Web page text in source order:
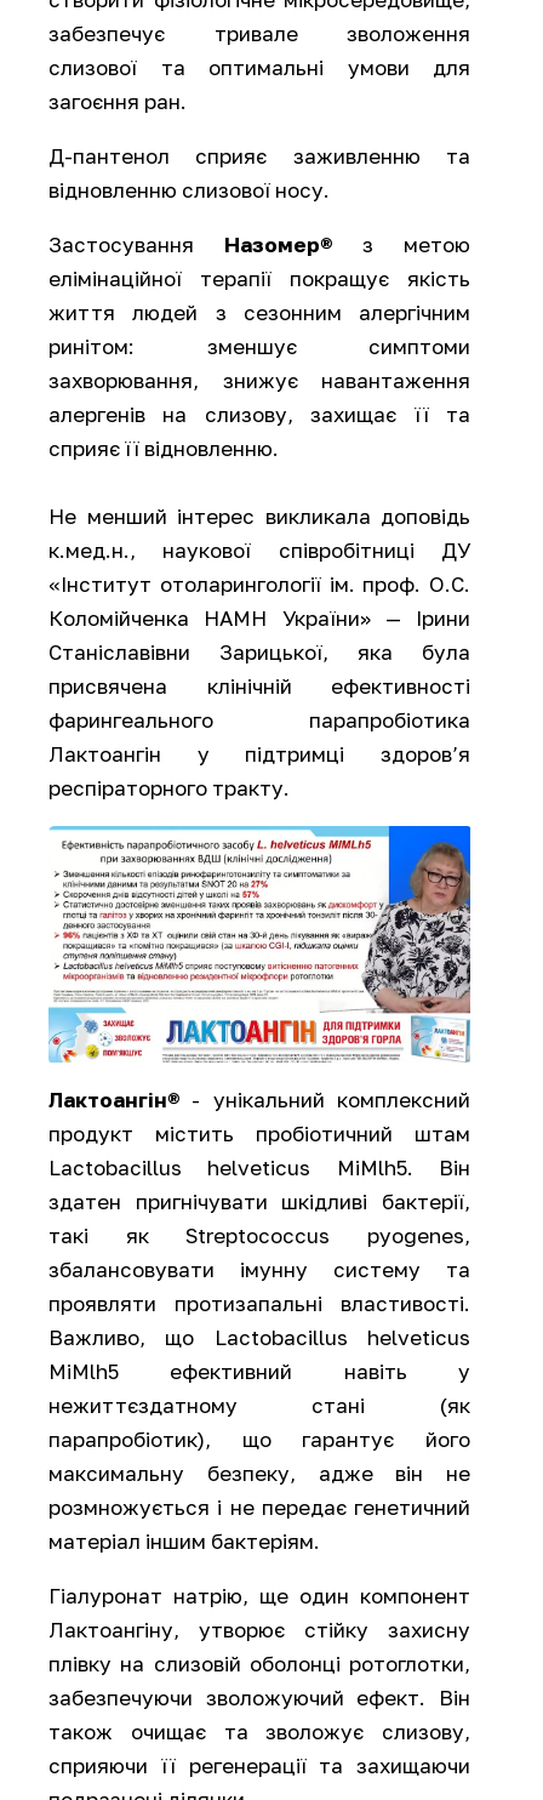
забезпечує тривале зволоження
слизової та оптимальні умови для
загоєння ран.
Д-пантенол сприяє заживленню та
відновленню слизової носу.
Застосування Назомер® з метою
елімінаційної терапії покращує якість
життя людей з сезонним алергічним
ринітом: зменшує симптоми
захворювання, знижує навантаження
алергенів на слизову, захищає її та
сприяє її відновленню.
Не менший інтерес викликала доповідь
к.мед.н., наукової співробітниці ДУ
«Інститут отоларингології ім. проф. О.С.
Коломійченка НАМН України» — Ірини
Станіславівни Зарицької, яка була
присвячена клінічній ефективності
фарингеального парапробіотика
Лактоангін у підтримці здоров’я
респіраторного тракту.
Лактоангін® - унікальний комплексний
продукт містить пробіотичний штам
Lactobacillus helveticus MiMlh5. Він
здатен пригнічувати шкідливі бактерії,
такі як Streptococcus pyogenes,
збалансовувати імунну систему та
проявляти протизапальні властивості.
Важливо, що Lactobacillus helveticus
MiMlh5 ефективний навіть у
нежиттєздатному стані (як
парапробіотик), що гарантує його
максимальну безпеку, адже він не
розмножується і не передає генетичний
матеріал іншим бактеріям.
Гіалуронат натрію, ще один компонент
Лактоангіну, утворює стійку захисну
плівку на слизовій оболонці ротоглотки,
забезпечуючи зволожуючий ефект. Він
також очищає та зволожує слизову,
сприяючи її регенерації та захищаючи